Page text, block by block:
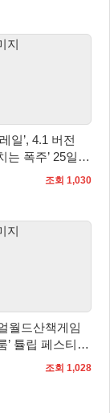
일’, 4.1 버전
는 폭주’ 25일
조회 1,030
월드산책게임
’ 튤립 페스티벌
조회 1,028